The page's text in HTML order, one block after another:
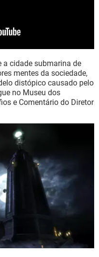
a cidade submarina de
mentes da sociedade,
distópico causado pelo
no Museu dos
e Comentário do Diretor